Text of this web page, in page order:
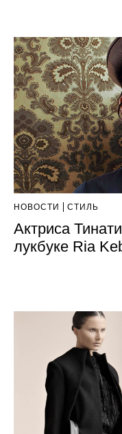
НОВОСТИ СТИЛЬ
Актриса
лукбуке Ria